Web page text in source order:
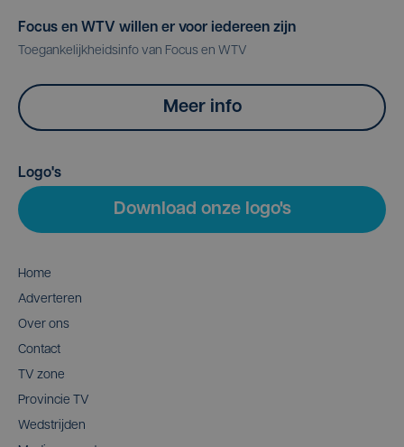
Focus en WTV willen er voor iedereen zijn
Toegankelijkheidsinfo van Focus en WTV
Meer info
Logo's
Download onze logo's
Home
Adverteren
Over ons
Contact
TV zone
Provincie TV
Wedstrijden